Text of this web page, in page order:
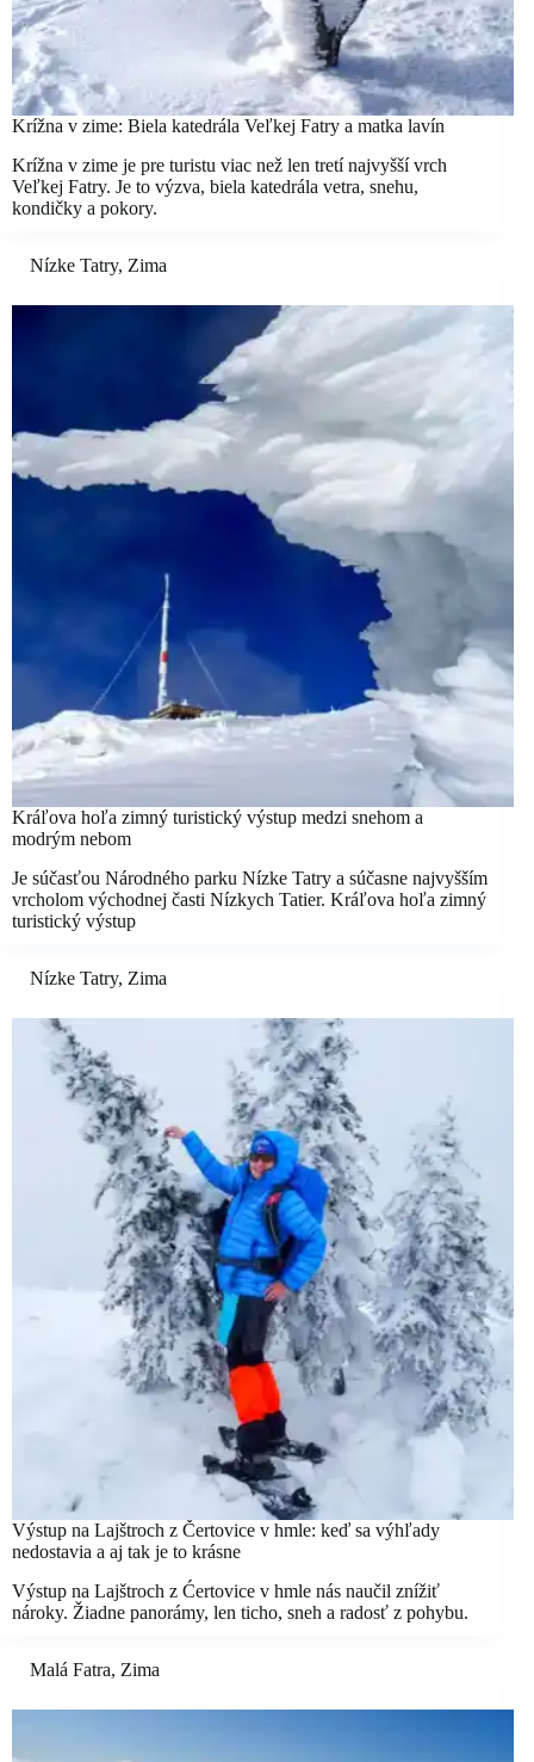
Krížna v zime: Biela katedrála Veľkej Fatry a matka lavín
Krížna v zime je pre turistu viac než len tretí najvyšší vrch
Veľkej Fatry. Je to výzva, biela katedrála vetra, snehu,
kondičky a pokory.
Nízke Tatry, Zima
Kráľova hoľa zimný turistický výstup medzi snehom a
modrým nebom
Je súčasťou Národného parku Nízke Tatry a súčasne najvyšším
vrcholom východnej časti Nízkych Tatier. Kráľova hoľa zimný
turistický výstup
Nízke Tatry, Zima
Výstup na Lajštroch z Čertovice v hmle: keď sa výhľady
nedostavia a aj tak je to krásne
Výstup na Lajštroch z Ćertovice v hmle nás naučil znížiť
nároky. Žiadne panorámy, len ticho, sneh a radosť z pohybu.
Malá Fatra, Zima